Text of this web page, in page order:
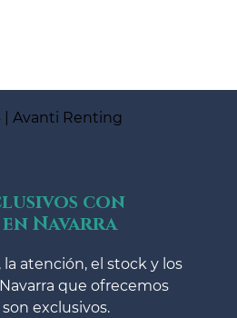
con
Navarra
la atención, el stock y los
que ofrecemos
exclusivos.